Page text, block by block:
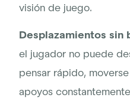
visión de juego.
Desplazamientos sin
el jugador no puede
pensar rápido,
apoyos